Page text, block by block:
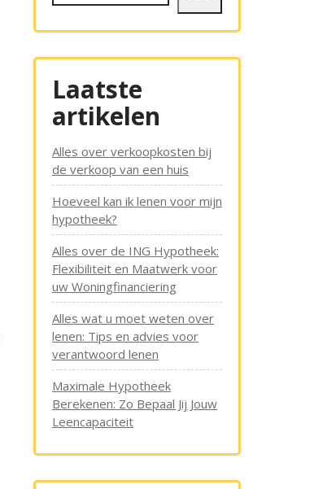
Laatste
artikelen
Alles over verkoopkosten bij
de verkoop van een huis
Hoeveel kan ik lenen voor mijn
hypotheek?
Alles over de ING Hypotheek:
Flexibiliteit en Maatwerk voor
uw Woningfinanciering
Alles wat u moet weten over
lenen: Tips en advies voor
verantwoord lenen
Maximale Hypotheek
Berekenen: Zo Bepaal Jij Jouw
Leencapaciteit